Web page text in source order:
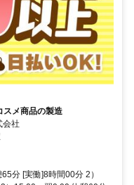
メ商品の製造
会社
分 [実働]8時間00分 2）